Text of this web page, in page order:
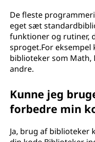
De fleste
eget sæt
funktioner og rutiner,
sproget.For eksempel
biblioteker som Math,
andre.
Kunne jeg
forbedre min
Ja, brug af biblioteker